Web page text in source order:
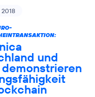
2018
und
demonstrieren